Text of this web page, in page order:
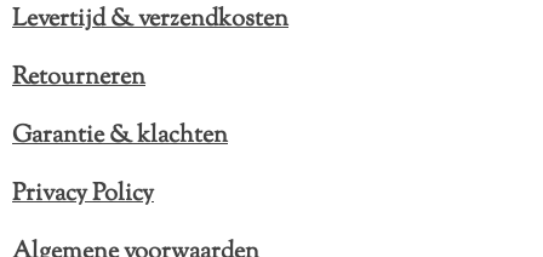
Levertijd & verzendkosten
Retourneren
Garantie & klachten
Privacy Policy